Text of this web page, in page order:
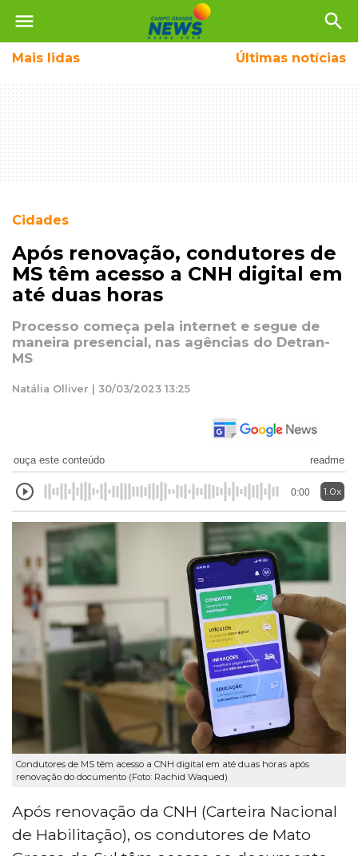
menu search
Mais lidas Últimas notícias
Cidades
Após renovação, condutores de
MS têm acesso a CNH digital em
até duas horas
Processo começa pela internet e segue de
maneira presencial, nas agências do Detran-
MS
Natália Olliver | 30/03/2023 13:25
ouça este conteúdo readme
0:00 1.0x
Condutores de MS têm acesso a CNH digital em até duas horas após
renovação do documento (Foto: Rachid Waqued)
Após renovação da CNH (Carteira Nacional
de Habilitação), os condutores de Mato